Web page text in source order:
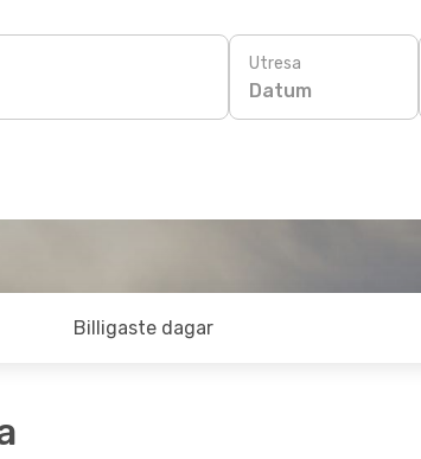
Utresa
Datum
Billigaste dagar